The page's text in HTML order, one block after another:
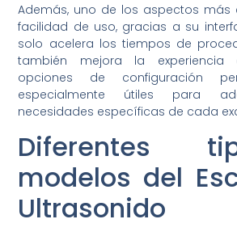
Además, uno de los aspectos más
facilidad de uso, gracias a su
solo acelera los tiempos de
también mejora la experiencia
opciones de configuración
especialmente útiles para
necesidades específicas de cada
Diferentes
modelos del
Ultrasonido